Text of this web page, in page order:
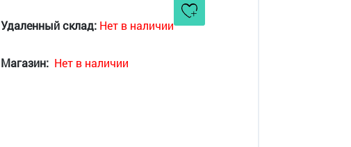
Удаленный склад: Нет в наличии
Магазин: Нет в наличии